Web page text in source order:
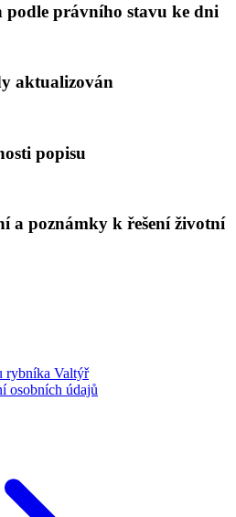
podle právního stavu ke dni
aktualizován
popisu
a poznámky k řešení životní
rybníka Valtýř
osobních údajů